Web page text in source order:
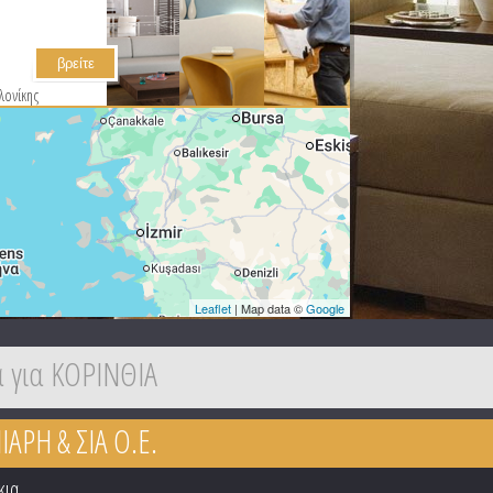
Leaflet | Map data ©Google
για ΚΟΡΙΝΘΙΑ
& ΣΙΑ Ο.Ε.